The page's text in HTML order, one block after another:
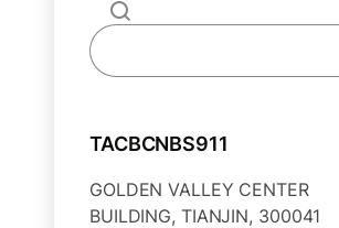
TACBCNBS911
GOLDEN VALLEY CENTER
BUILDING, TIANJIN, 300041